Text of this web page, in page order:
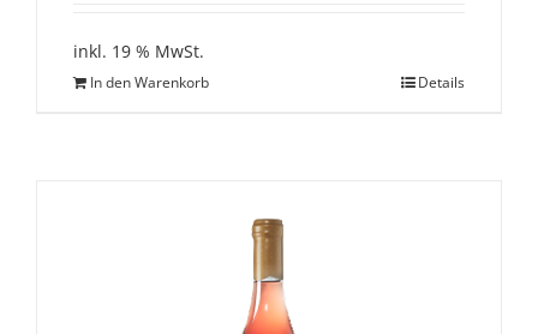
inkl. 19 % MwSt.
In den Warenkorb Details